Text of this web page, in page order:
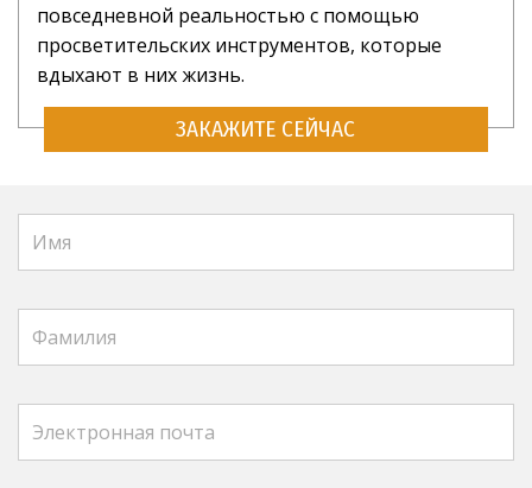
повседневной реальностью с помощью
просветительских инструментов, которые
вдыхают в них жизнь.
ЗАКАЖИТЕ СЕЙЧАС